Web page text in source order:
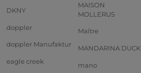
DKNY
doppler
doppler Manufaktur
eagle creek
MAISON
MOLLERUS
Maître
MANDARINA DUCK
mano